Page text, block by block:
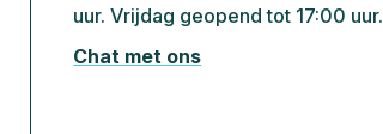
uur. Vrijdag geopend tot 17:00 uur.
Chat met ons